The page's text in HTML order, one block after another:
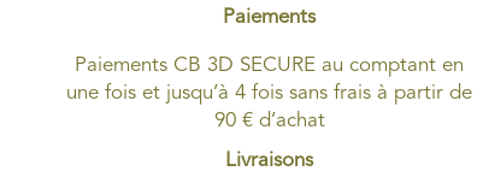
Paiements
Paiements CB 3D SECURE au comptant en
une fois et jusqu’à 4 fois sans frais à partir de
90 € d’achat
Livraisons